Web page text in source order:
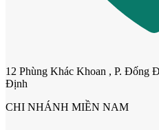
12 Phùng Khác Khoan , P. Đống
Định
CHI NHÁNH MIỀN NAM